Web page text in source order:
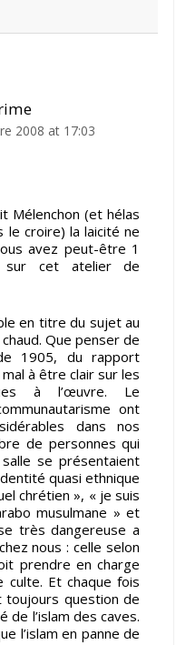
2008 at 17:03
Mélenchon (et hélas
le croire) la laicité ne
avez peut-être 1
sur cet atelier de
en titre du sujet au
Que penser de
1905, du rapport
à être clair sur les
à l’œuvre. Le
ont
dans nos
de personnes qui
se présentaient
quasi ethnique
chrétien », « je suis
musulmane » et
très dangereuse a
nous : celle selon
prendre en charge
culte. Et chaque fois
toujours question de
de l’islam des caves.
l’islam en panne de